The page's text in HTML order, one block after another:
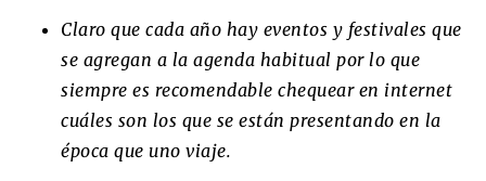
Claro que cada año hay eventos y festivales que
se agregan a la agenda habitual por lo que
siempre es recomendable chequear en internet
cuáles son los que se están presentando en la
época que uno viaje.